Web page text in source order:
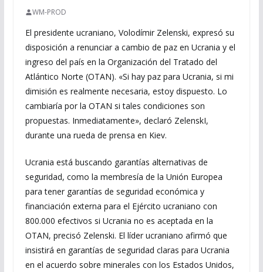
WM-PROD
El presidente ucraniano, Volodímir Zelenski, expresó su
disposición a renunciar a cambio de paz en Ucrania y el
ingreso del país en la Organización del Tratado del
Atlántico Norte (OTAN). «Si hay paz para Ucrania, si mi
dimisión es realmente necesaria, estoy dispuesto. Lo
cambiaría por la OTAN si tales condiciones son
propuestas. Inmediatamente», declaró ZelenskI,
durante una rueda de prensa en Kiev.
Ucrania está buscando garantías alternativas de
seguridad, como la membresía de la Unión Europea
para tener garantías de seguridad económica y
financiación externa para el Ejército ucraniano con
800.000 efectivos si Ucrania no es aceptada en la
OTAN, precisó Zelenski. El líder ucraniano afirmó que
insistirá en garantías de seguridad claras para Ucrania
en el acuerdo sobre minerales con los Estados Unidos,